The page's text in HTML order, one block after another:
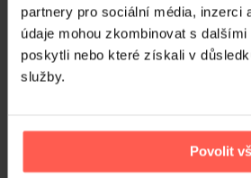
partnery pro sociální média, inzerci
údaje mohou zkombinovat s
poskytli nebo které získali v
služby.
Povolit
Škwor:
Of